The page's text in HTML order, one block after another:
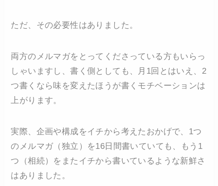
ただ、その必要性はありました。
両方のメルマガをとってくださっている方もいらっ
しゃいますし、書く側としても、月1回とはいえ、2
つ書くなら味を変えたほうが書くモチベーションは
上がります。
実際、企画や構成をイチから考えたおかげで、1つ
のメルマガ（独立）を16日間書いていても、もう1
つ（相続）をまたイチから書いているような新鮮さ
はありました。